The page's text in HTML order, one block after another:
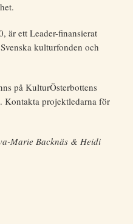
är ett Leader-finansierat
kulturfonden och
på KulturÖsterbottens
. Kontakta projektledarna för
Marie Backnäs & Heidi